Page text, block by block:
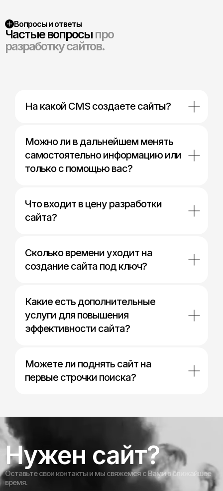
Вопросы и ответы
Частые вопросы про
разработку сайтов.
На какой CMS создаете сайты?
Можно ли в дальнейшем менять
самостоятельно информацию или
только с помощью вас?
Что входит в цену разработки
сайта?
Сколько времени уходит на
создание сайта под ключ?
Какие есть дополнительные
услуги для повышения
эффективности сайта?
Можете ли поднять сайт на
первые строчки поиска?
Нужен сайт?
Оставьте свои контакты и мы свяжемся с Вами в ближайшее
время.
Обсудить проект
г.Краснодар,ул.Автолюбителей ,1Г,оф.47